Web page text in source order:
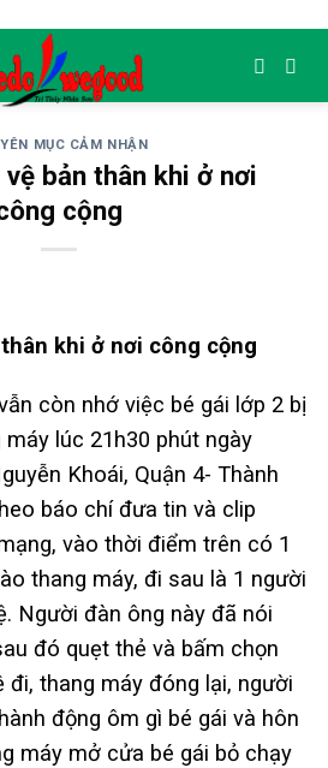
MỤC CẢM NHẬN
vệ bản thân khi ở nơi
cộng
khi ở nơi công cộng
còn nhớ việc bé gái lớp 2 bị
lúc 21h30 phút ngày
Khoái, Quận 4- Thành
báo chí đưa tin và clip
vào thời điểm trên có 1
thang máy, đi sau là 1 người
Người đàn ông này đã nói
đó quẹt thẻ và bấm chọn
đi, thang máy đóng lại, người
động ôm gì bé gái và hôn
máy mở cửa bé gái bỏ chạy